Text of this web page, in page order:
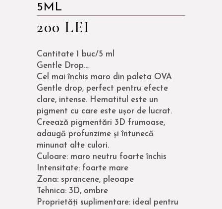
5ML
200 LEI
Cantitate 1 buc/5 ml
Gentle Drop…
Cel mai închis maro din paleta OVA
Gentle drop, perfect pentru efecte
clare, intense. Hematitul este un
pigment cu care este ușor de lucrat.
Creează pigmentări 3D frumoase,
adaugă profunzime și întunecă
minunat alte culori.
Culoare: maro neutru foarte închis
Intensitate: foarte mare
Zona: sprancene, pleoape
Tehnica: 3D, ombre
Proprietăți suplimentare: ideal pentru